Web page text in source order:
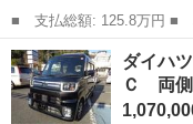
■ 支払総額: 125.8万円 ■ 車両本体価格： 1,222,000 円 ■ メーカ
ー名： ダイハツ ■ 車種
ボリミテッドＳＡＩＩＩ
両側パワ...
鹿児島 鹿児島市 ウ
ダイハ
Ｃ 両